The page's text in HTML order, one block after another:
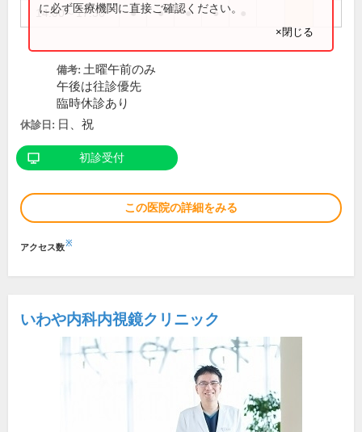
14:00～17:30 ● ● ● ●
に必ず医療機関に直接ご確認ください。
×閉じる
備考: 土曜午前のみ
午後は往診優先
臨時休診あり
休診日: 日、祝
初診受付
この医院の詳細をみる
アクセス数※
いわや内科内視鏡クリニック